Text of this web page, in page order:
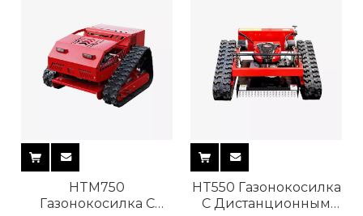
HTM750
Газонокосилка С
HT550 Газонокосилка
С Дистанционным